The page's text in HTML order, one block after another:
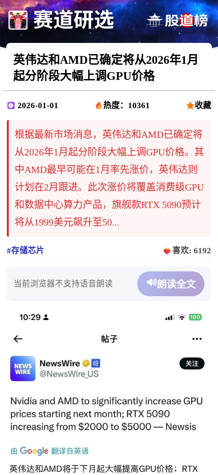
英伟达和AMD已确定将从2026年1月
起分阶段大幅上调GPU价格
2026-01-01 热度：10361 收藏
根据最新市场消息，英伟达和AMD已确定将
从2026年1月起分阶段大幅上调GPU价格。其
中AMD最早可能在1月率先涨价，英伟达则
计划在2月跟进。此次涨价将覆盖消费级GPU
和数据中心算力产品，旗舰款RTX 5090预计
将从1999美元飙升至50...
#存储芯片 喜欢: 6192
当前浏览器不支持语音朗读 🔊朗读全文